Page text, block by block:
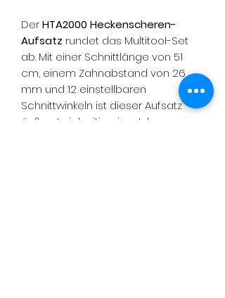
DerHTA2000 Heckenscheren-
Aufsatz rundet das Multitool-Set
ab. Mit einer Schnittlänge von 51
cm, einem Zahnabstand von 26
mm und 12 einstellbaren
Schnittwinkeln ist dieser Aufsatz
äußerst vielseitig einsetzbar.